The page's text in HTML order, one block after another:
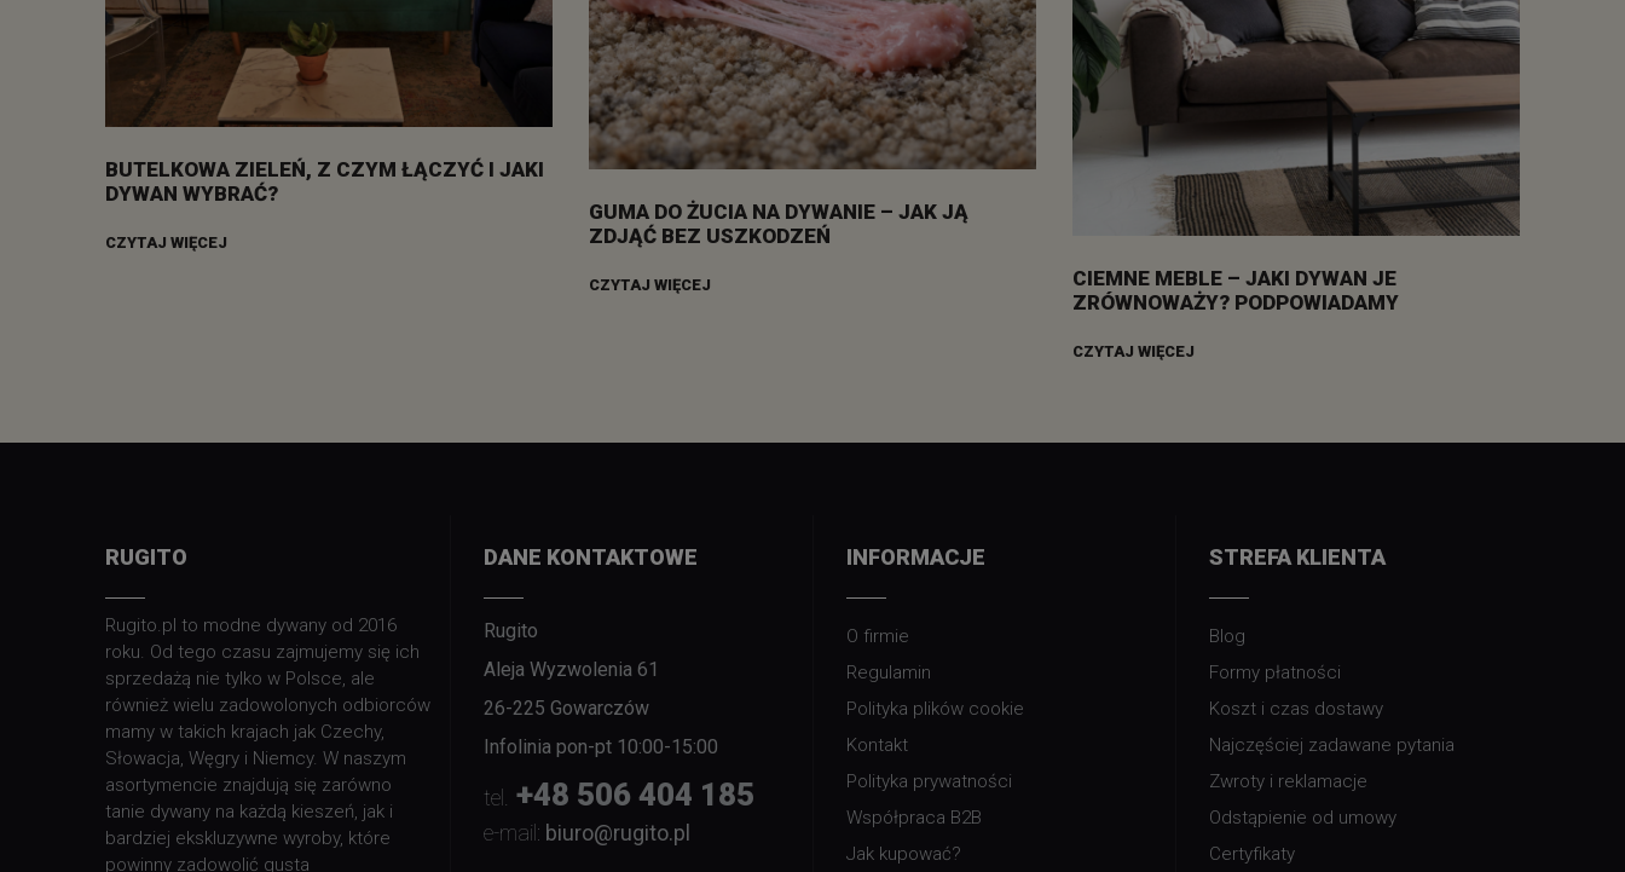
BUTELKOWA ZIELEŃ, Z CZYM ŁĄCZYĆ I JAKI
DYWAN WYBRAĆ?
CZYTAJ WIĘCEJ
GUMA DO ŻUCIA NA DYWANIE – JAK JĄ
ZDJĄĆ BEZ USZKODZEŃ
CZYTAJ WIĘCEJ
CIEMNE MEBLE – JAKI DYWAN JE
ZRÓWNOWAŻY? PODPOWIADAMY
CZYTAJ WIĘCEJ
RUGITO
Rugito.pl to modne dywany od 2016
roku. Od tego czasu zajmujemy się ich
sprzedażą nie tylko w Polsce, ale
również wielu zadowolonych odbiorców
mamy w takich krajach jak Czechy,
Słowacja, Węgry i Niemcy. W naszym
asortymencie znajdują się zarówno
tanie dywany na każdą kieszeń, jak i
bardziej ekskluzywne wyroby, które
powinny zadowolić gusta
DANE KONTAKTOWE
Rugito
Aleja Wyzwolenia 61
26-225 Gowarczów
Infolinia pon-pt 10:00-15:00
tel. +48 506 404 185
e-mail: biuro@rugito.pl
INFORMACJE
O firmie
Regulamin
Polityka plików cookie
Kontakt
Polityka prywatności
Współpraca B2B
Jak kupować?
STREFA KLIENTA
Blog
Formy płatności
Koszt i czas dostawy
Najczęściej zadawane pytania
Zwroty i reklamacje
Odstąpienie od umowy
Certyfikaty